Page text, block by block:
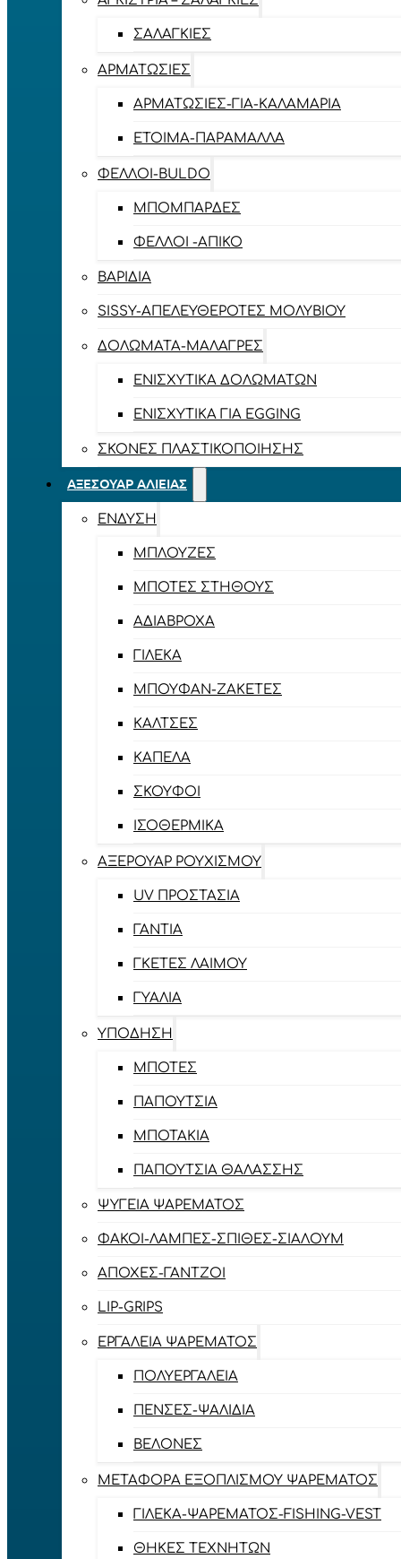
ΣΑΛΑΓΚΙΈΣ
ΑΡΜΑΤΩΣΙΈΣ
ΑΡΜΑΤΩΣΙΈΣ-ΓΙΑ-ΚΑΛΑΜΆΡΙΑ
ΈΤΟΙΜΑ-ΠΑΡΆΜΑΛΛΑ
ΦΕΛΛΟΊ-BULDO
ΜΠΟΜΠΆΡΔΕΣ
ΦΕΛΛΟΊ -ΑΠΊΚΟ
ΒΑΡΊΔΙΑ
SISSY-ΑΠΕΛΕΥΘΕΡΟΤΈΣ ΜΟΛΥΒΙΟΎ
ΔΟΛΏΜΑΤΑ-ΜΑΛΆΓΡΕΣ
ΕΝΙΣΧΥΤΙΚΆ ΔΟΛΩΜΆΤΩΝ
ΕΝΙΣΧΥΤΙΚΆ ΓΙΑ EGGING
ΣΚΌΝΕΣ ΠΛΑΣΤΙΚΟΠΟΊΗΣΗΣ
ΑΞΕΣΟΥΆΡ ΑΛΙΕΊΑΣ
ΈΝΔΥΣΗ
ΜΠΛΟΎΖΕΣ
ΜΠΌΤΕΣ ΣΤΉΘΟΥΣ
ΑΔΙΆΒΡΟΧΑ
ΓΙΛΈΚΑ
ΜΠΟΥΦΆΝ-ΖΑΚΈΤΕΣ
ΚΆΛΤΣΕΣ
ΚΑΠΈΛΑ
ΣΚΟΎΦΟΙ
ΙΣΟΘΕΡΜΙΚΆ
ΑΞΕΡΟΥΆΡ ΡΟΥΧΙΣΜΟΎ
UV ΠΡΟΣΤΑΣΊΑ
ΓΆΝΤΙΑ
ΓΚΈΤΕΣ ΛΑΊΜΟΥ
ΓΥΑΛΙΆ
ΥΠΌΔΗΣΗ
ΜΠΌΤΕΣ
ΠΑΠΟΎΤΣΙΑ
ΜΠΟΤΆΚΙΑ
ΠΑΠΟΎΤΣΙΑ ΘΑΛΆΣΣΗΣ
ΨΥΓΕΊΑ ΨΑΡΈΜΑΤΟΣ
ΦΑΚΟΊ-ΛΆΜΠΕΣ-ΣΠΊΘΕΣ-ΣΊΑΛΟΥΜ
ΑΠΌΧΕΣ-ΓΆΝΤΖΟΙ
LIP-GRIPS
EΡΓΑΛΕΊΑ ΨΑΡΈΜΑΤΟΣ
ΠΟΛΥΕΡΓΑΛΕΊΑ
ΠΈΝΣΕΣ-ΨΑΛΊΔΙΑ
ΒΕΛΌΝΕΣ
ΜΕΤΑΦΟΡΆ ΕΞΟΠΛΙΣΜΟΎ ΨΑΡΈΜΑΤΟΣ
ΓΙΛΈΚΑ-ΨΑΡΈΜΑΤΟΣ-FISHING-VEST
ΘΉΚΕΣ ΤΕΧΝΗΤΏΝ